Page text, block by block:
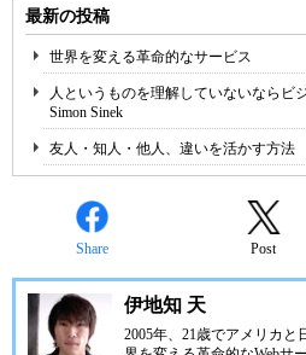
最新の投稿
世界を変える革命的なサービス
人というものを理解していないならビ
Simon Sinek
友人・知人・他人、違いを活かす方法
Share Post
伊地知 天
2005年、21歳でアメリカ